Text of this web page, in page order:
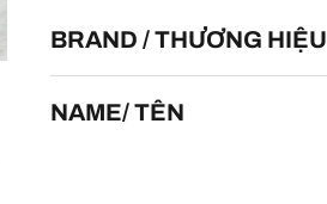
BRAND / THƯƠNG HIỆU
NAME/ TÊN